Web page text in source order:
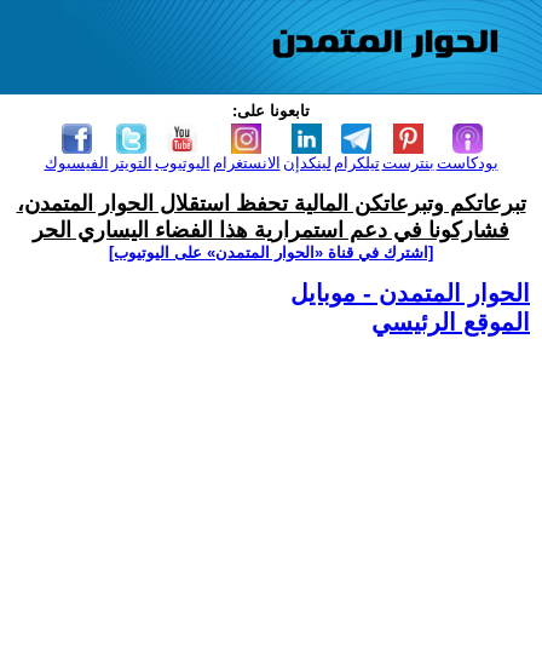
تابعونا على:
الفيسبوك التويتر اليوتيوب الانستغرام لينكدإن تيلكرامبنترست بودكاست
تبرعاتكم وتبرعاتكن المالية تحفظ استقلال الحوار المتمدن،
فشاركونا في دعم استمرارية هذا الفضاء اليساري الحر
[اشترك في قناة ‫«الحوار المتمدن» على اليوتيوب]
الحوار المتمدن - موبايل
الموقع الرئيسي